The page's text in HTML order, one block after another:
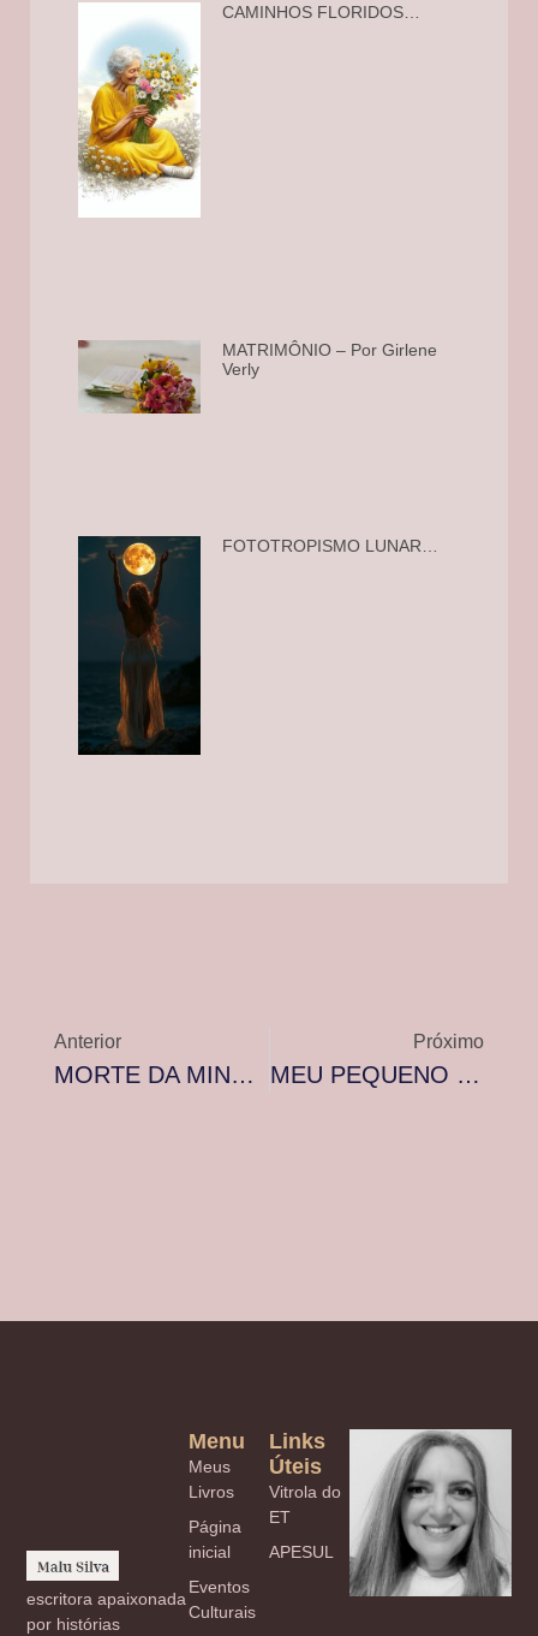
CAMINHOS FLORIDOS…
MATRIMÔNIO – Por Girlene
Verly
FOTOTROPISMO LUNAR…
Anterior
MORTE DA MINHA AVÓ – Alexandre Ribeiro Labat Uchôas Guimarães
Próximo
MEU PEQUENO SENTINELA
escritora apaixonada
por histórias
Links
Úteis
Vitrola do
ET
APESUL
Menu
Meus
Livros
Página
inicial
Eventos
Culturais